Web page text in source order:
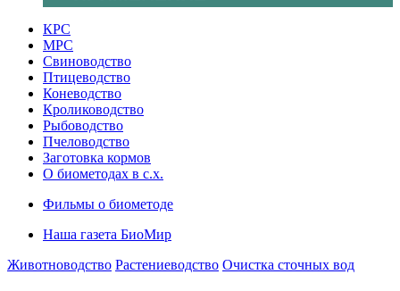
КРС
МРС
Свиноводство
Птицеводство
Коневодство
Кролиководство
Рыбоводство
Пчеловодство
Заготовка кормов
О биометодах в с.х.
Фильмы о биометоде
Наша газета БиоМир
Животноводство Растениеводство Очистка сточных вод